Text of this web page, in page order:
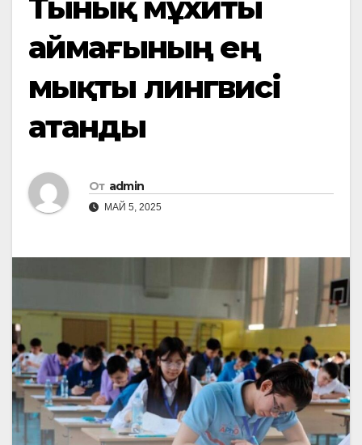
Тынық мұхиты
аймағының ең
мықты лингвисі
атанды
От admin
МАЙ 5, 2025